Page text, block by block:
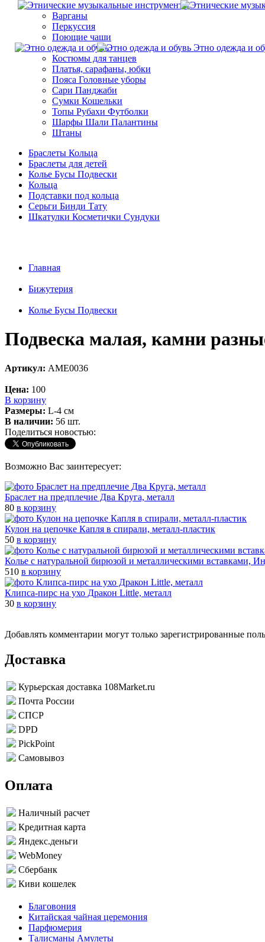
Варганы
Перкуссия
Поющие чаши
Этно одежда и
Костюмы для танцев
Платья, сарафаны, юбки
Пояса Головные уборы
Сари Панджаби
Сумки Кошельки
Топы Рубахи Футболки
Шарфы Шали Палантины
Штаны
Браслеты Кольца
Браслеты для детей
Колье Бусы Подвески
Кольца
Подставки под кольца
Серьги Бинди Тату
Шкатулки Косметички Сундуки
Главная
Бижутерия
Колье Бусы Подвески
Подвеска малая, камни
Артикул: AME0036
Цена: 100
В корзину
Размеры: L-4 см
В наличии: 56 шт.
Поделиться новостью:
Возможно Вас заинтересует:
Браслет на предплечие Два Круга, металл
80 в корзину
Кулон на цепочке Капля в спирали, металл-пластик
50 в корзину
Колье с натуральной бирюзой и металлическими вставками,
510 в корзину
Клипса-пирс на ухо Дракон Little, металл
30 в корзину
Добавлять комментарии могут только зарегистрированные
Доставка
Курьерская доставка 108Market.ru
Почта России
СПСР
DPD
PickPoint
Самовывоз
Оплата
Наличный расчет
Кредитная карта
Яндекс.деньги
WebMoney
Сбербанк
Киви кошелек
Благовония
Китайская чайная церемония
Парфюмерия
Талисманы Амулеты